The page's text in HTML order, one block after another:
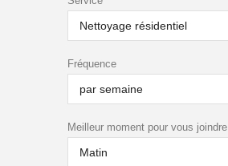
Fréquence
Meilleur moment pour vous joindre